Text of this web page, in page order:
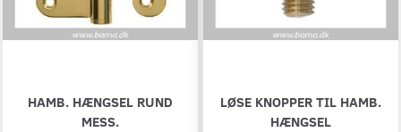
HAMB. HÆNGSEL RUND
MESS.
LØSE KNOPPER TIL HAMB.
HÆNGSEL